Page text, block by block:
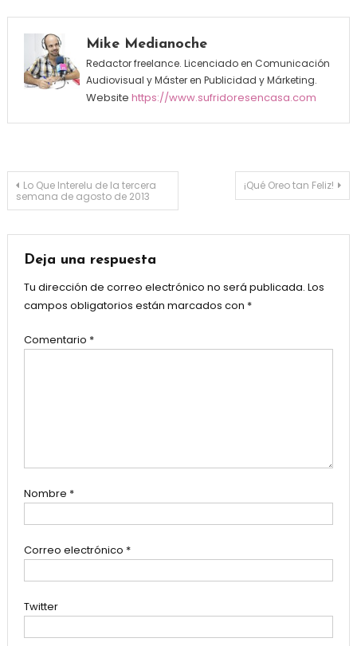
Mike Medianoche
Redactor freelance. Licenciado en Comunicación
Audiovisual y Máster en Publicidad y Márketing.
Website https://www.sufridoresencasa.com
Navegación de entradas
Lo Que Interelu de la tercera
semana de agosto de 2013
¡Qué Oreo tan Feliz!
Deja una respuesta
Tu dirección de correo electrónico no será publicada. Los
campos obligatorios están marcados con *
Comentario *
Nombre *
Correo electrónico *
Twitter